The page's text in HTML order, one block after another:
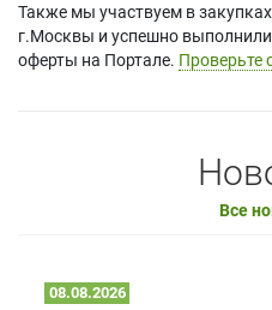
Также мы участвуем в
г.Москвы и успешно выполнили
оферты на Портале. Проверьте
Все
08.08.2026